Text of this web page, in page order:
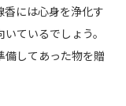
には心身を浄化す
ているでしょう。
備してあった物を贈